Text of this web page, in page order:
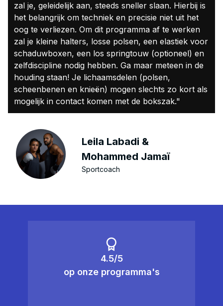
zal je, geleidelijk aan, steeds sneller slaan. Hierbij is
het belangrijk om techniek en precisie niet uit het
oog te verliezen. Om dit programma af te werken
zal je kleine halters, losse polsen, een elastiek voor
schaduwboxen, een los springtouw (optioneel) en
zelfdiscipline nodig hebben. Ga maar meteen in de
houding staan! Je lichaamsdelen (polsen,
scheenbenen en knieën) mogen slechts zo kort als
mogelijk in contact komen met de bokszak."
Leila Labadi &
Mohammed Jamaï
Sportcoach
4.5/5
op onze programma's